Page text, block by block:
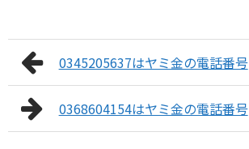
0345205637はヤミ金の電話番号
0368604154はヤミ金の電話番号